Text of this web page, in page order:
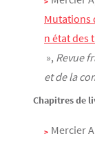
Mutations
n état des
», Revue
et de la
Chapitres de
Mercier